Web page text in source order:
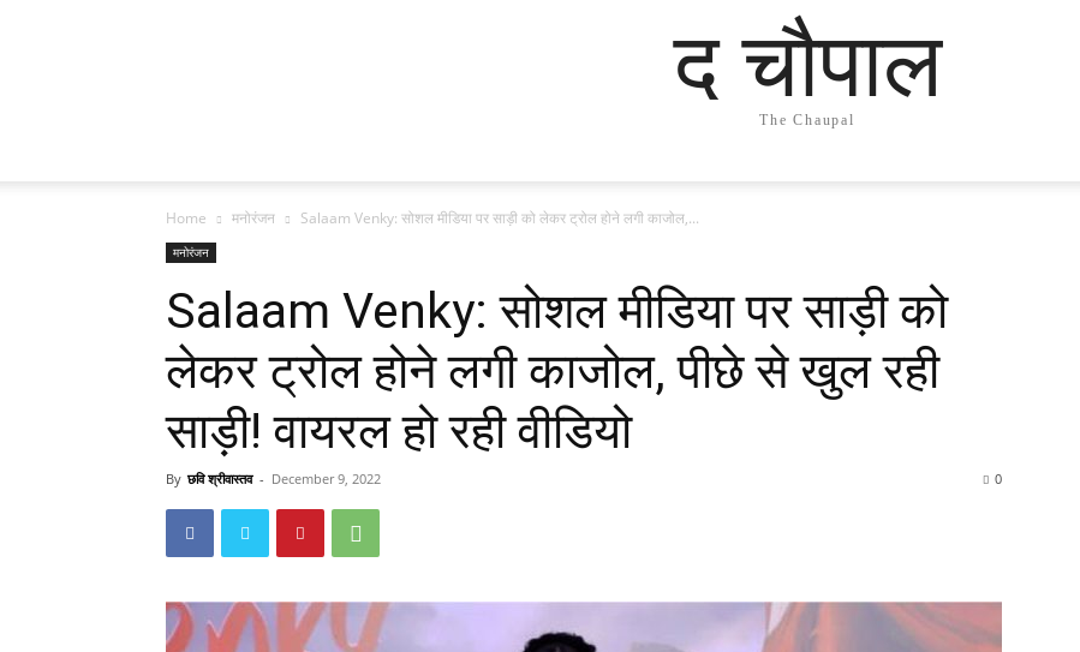
द चौपाल
The Chaupal
Home मनोरंजन Salaam Venky: सोशल मीडिया पर साड़ी को लेकर ट्रोल होने लगी काजोल,...
मनोरंजन
Salaam Venky: सोशल मीडिया पर साड़ी को
लेकर ट्रोल होने लगी काजोल, पीछे से खुल रही
साड़ी! वायरल हो रही वीडियो
By छवि श्रीवास्तव - December 9, 2022 0